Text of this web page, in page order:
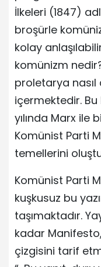
İlkeleri (1847)
broşürle
kolay
komünizm
proletarya nasıl
içermektedir. Bu
yılında Marx ile
Komünist Parti
temellerini
Komünist Parti
kuşkusuz bu
taşımaktadır.
kadar
çizgisini tarif